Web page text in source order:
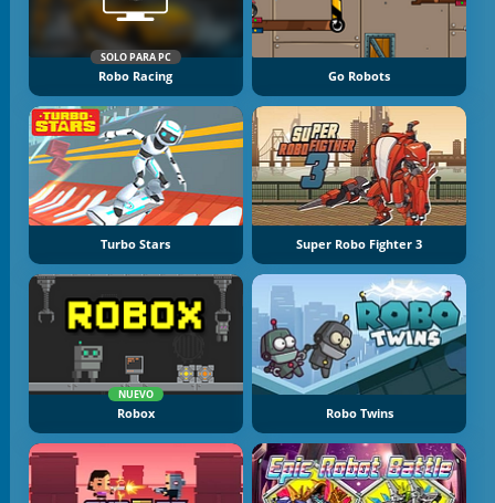
SOLO PARA PC
Robo Racing Go Robots
Turbo Stars Super Robo Fighter 3
NUEVO
Robox Robo Twins